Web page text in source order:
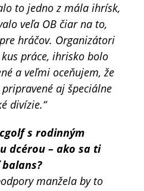
to jedno z mála ihrísk,
veľa OB čiar na to,
hráčov. Organizátori
práce, ihrisko bolo
a veľmi oceňujem, že
aj špeciálne
divízie.“
s rodinným
dcérou – ako sa ti
manžela by to